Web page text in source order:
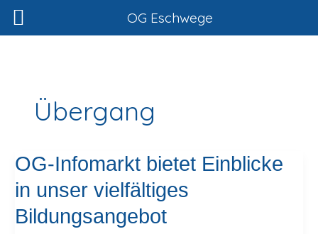
Inhalt
springen
Übergang
OG-Infomarkt bietet Einblicke
in unser vielfältiges
Bildungsangebot
OG-
Infomarkt
bietet
in
OG Eschwege